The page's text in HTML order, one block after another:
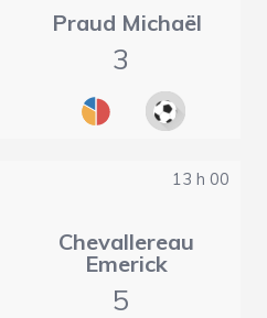
Praud Michaël
3
13 h 00
Chevallereau
Emerick
5